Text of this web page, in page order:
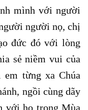
mình với người
người nọ, chị
đức đó với lòng
sẻ niềm vui của
em từng xa Chúa
ngồi cùng dãy
với họ trong Mùa